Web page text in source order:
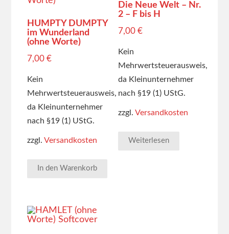
HUMPTY DUMPTY
im Wunderland
(ohne Worte)
7,00 €
Kein
Mehrwertsteuerausweis,
da Kleinunternehmer
nach §19 (1) UStG.
zzgl. Versandkosten
In den Warenkorb
Die Neue Welt – Nr.
2 – F bis H
7,00 €
Kein
Mehrwertsteuerausweis,
da Kleinunternehmer
nach §19 (1) UStG.
zzgl. Versandkosten
Weiterlesen